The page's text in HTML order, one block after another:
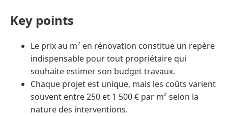
Key points
Le prix au m² en rénovation constitue un repère
indispensable pour tout propriétaire qui
souhaite estimer son budget travaux.
Chaque projet est unique, mais les coûts varient
souvent entre 250 et 1 500 € par m² selon la
nature des interventions.